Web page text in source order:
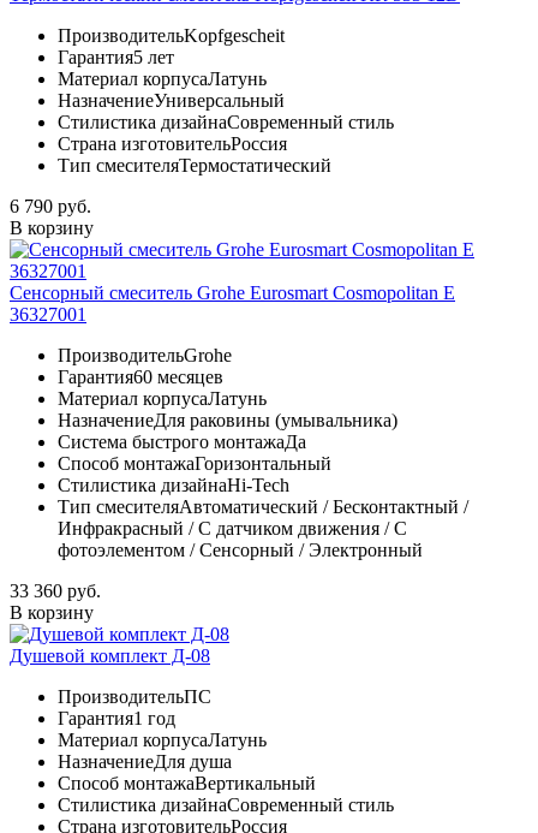
ПроизводительKopfgescheit
Гарантия5 лет
Материал корпусаЛатунь
НазначениеУниверсальный
Стилистика дизайнаСовременный стиль
Страна изготовительРоссия
Тип смесителяТермостатический
6 790 руб.
В корзину
Сенсорный смеситель Grohe Eurosmart Cosmopolitan E
36327001
ПроизводительGrohe
Гарантия60 месяцев
Материал корпусаЛатунь
НазначениеДля раковины (умывальника)
Система быстрого монтажаДа
Способ монтажаГоризонтальный
Стилистика дизайнаHi-Tech
Тип смесителяАвтоматический / Бесконтактный /
Инфракрасный / С датчиком движения / С
фотоэлементом / Сенсорный / Электронный
33 360 руб.
В корзину
Душевой комплект Д-08
ПроизводительПС
Гарантия1 год
Материал корпусаЛатунь
НазначениеДля душа
Способ монтажаВертикальный
Стилистика дизайнаСовременный стиль
Страна изготовительРоссия